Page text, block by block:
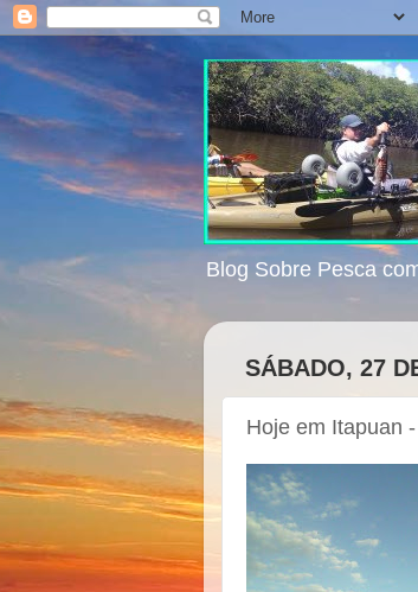
Blog Sobre Pesca
SÁBADO, 27
Hoje em Itapuan